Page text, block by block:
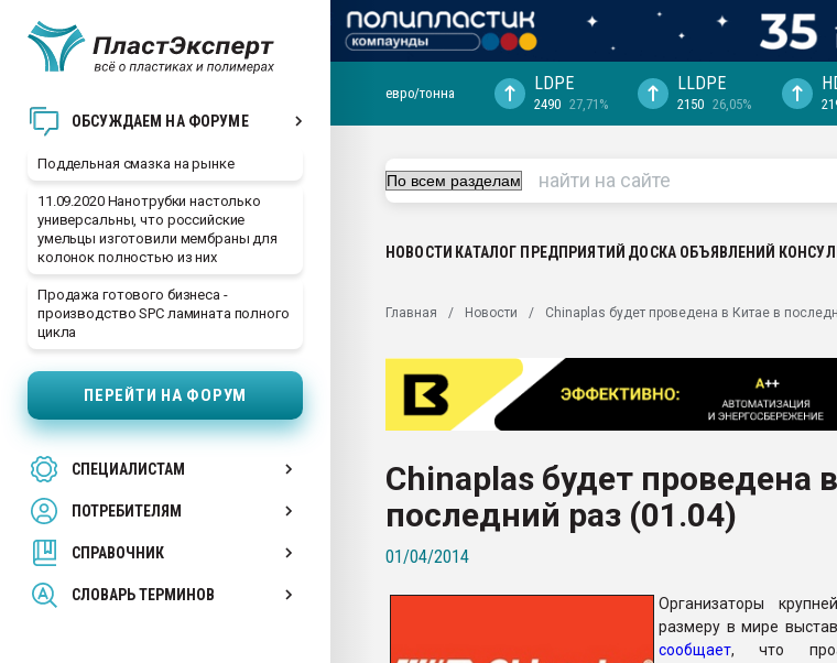
ОБСУЖДАЕМ НА ФОРУМЕ
Поддельная смазка на рынке
11.09.2020 Нанотрубки настолько
универсальны, что российские
умельцы изготовили мембраны для
колонок полностью из них
Продажа готового бизнеса -
производство SPC ламината полного
цикла
ПЕРЕЙТИ НА ФОРУМ
СПЕЦИАЛИСТАМ
ПОТРЕБИТЕЛЯМ
СПРАВОЧНИК
СЛОВАРЬ ТЕРМИНОВ
ближайшее подмосковье, с.-в.
Подмосковье, Москва
первый план в переработке
28.07.2026 "Технониколь" довольна
Всё, что касается выдува ПЭТ
Материал поверхности пуансона для
Продам отходы Композиция
поликарбоната и АБС-пластика
Armaloy PC/ABS-1IM черный цвет
евро/тонна LDPE
2490 27,71%
LLDPE
2150 26,05%
НОВОСТИ КАТАЛОГ ПРЕДПРИЯТИЙ ДОСКА ОБЪЯВЛЕНИЙ
Главная Новости Chinaplas будет проведена в Китае в
Chinaplas будет проведена
последний раз (01.04)
01/04/2014
Организаторы
размеру в мире
сообщает, что